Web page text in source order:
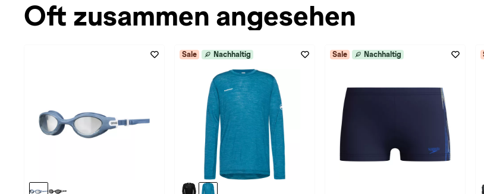
Oft zusammen angesehen
Sale Nachhaltig Sale Nachhaltig